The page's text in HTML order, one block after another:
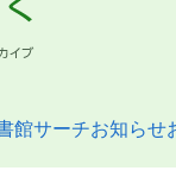
館サーチお知らせ